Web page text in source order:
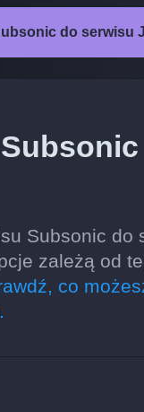
do serwisu
Subsonic do
zależą od
co